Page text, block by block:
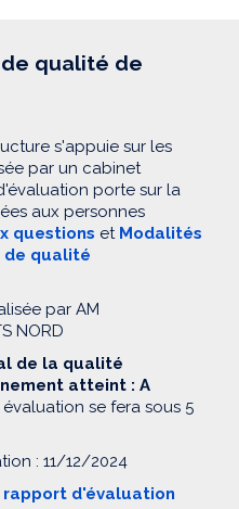
qualité de
s'appuie sur les
par un cabinet
porte sur la
aux personnes
questions et Modalités
de qualité
par AM
NORD
de la qualité
atteint : A
se fera sous 5
: 11/12/2024
d'évaluation